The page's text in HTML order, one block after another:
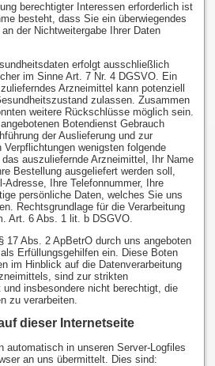
berechtigter Interessen erforderlich ist
besteht, dass Sie ein überwiegendes
der Nichtweitergabe Ihrer Daten
erfolgt ausschließlich
im Sinne Art. 7 Nr. 4 DGSVO. Ein
Arzneimittel kann potenziell
zulassen. Zusammen
weitere Rückschlüsse möglich sein.
Botendienst Gebrauch
der Auslieferung und zur
Verpflichtungen wenigsten folgende
auszuliefernde Arzneimittel, Ihr Name
Bestellung ausgeliefert werden soll,
Ihre Telefonnummer, Ihre
persönliche Daten, welches Sie uns
Rechtsgrundlage für die Verarbeitung
Art. 6 Abs. 1 lit. b DSGVO.
17 Abs. 2 ApBetrO durch uns angeboten
Erfüllungsgehilfen ein. Diese Boten
im Hinblick auf die Datenverarbeitung
sind zur strikten
insbesondere nicht berechtigt, die
zu verarbeiten.
dieser Internetseite
automatisch in unseren Server-Logfiles
an uns übermittelt. Dies sind: